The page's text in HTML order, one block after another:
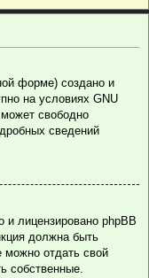
форме) создано и
на условиях GNU
свободно
сведений
и лицензировано phpBB
должна быть
можно отдать свой
собственные.